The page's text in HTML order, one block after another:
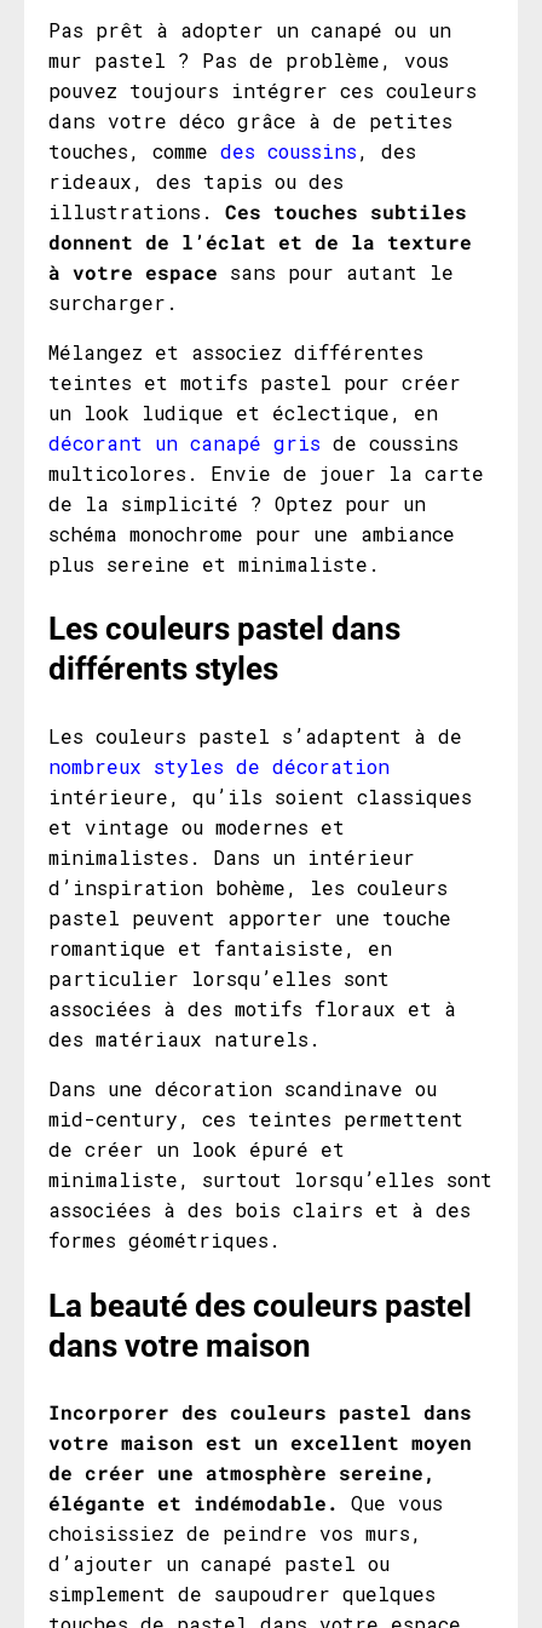
Pas prêt à adopter un canapé ou un
mur pastel ? Pas de problème, vous
pouvez toujours intégrer ces couleurs
dans votre déco grâce à de petites
touches, comme des coussins, des
rideaux, des tapis ou des
illustrations. Ces touches subtiles
donnent de l’éclat et de la texture
à votre espace sans pour autant le
surcharger.
Mélangez et associez différentes
teintes et motifs pastel pour créer
un look ludique et éclectique, en
décorant un canapé gris de coussins
multicolores. Envie de jouer la carte
de la simplicité ? Optez pour un
schéma monochrome pour une ambiance
plus sereine et minimaliste.
Les couleurs pastel dans
différents styles
Les couleurs pastel s’adaptent à de
nombreux styles de décoration
intérieure, qu’ils soient classiques
et vintage ou modernes et
minimalistes. Dans un intérieur
d’inspiration bohème, les couleurs
pastel peuvent apporter une touche
romantique et fantaisiste, en
particulier lorsqu’elles sont
associées à des motifs floraux et à
des matériaux naturels.
Dans une décoration scandinave ou
mid-century, ces teintes permettent
de créer un look épuré et
minimaliste, surtout lorsqu’elles sont
associées à des bois clairs et à des
formes géométriques.
La beauté des couleurs pastel
dans votre maison
Incorporer des couleurs pastel dans
votre maison est un excellent moyen
de créer une atmosphère sereine,
élégante et indémodable. Que vous
choisissiez de peindre vos murs,
d’ajouter un canapé pastel ou
simplement de saupoudrer quelques